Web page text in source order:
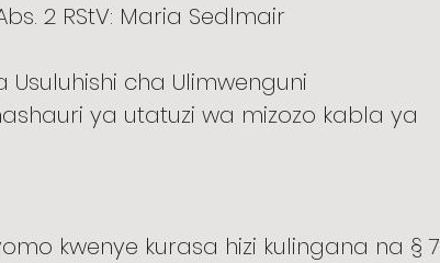
2 RStV: Maria Sedlmair
cha Ulimwenguni
ya utatuzi wa mizozo kabla ya
kwenye kurasa hizi kulingana na § 7